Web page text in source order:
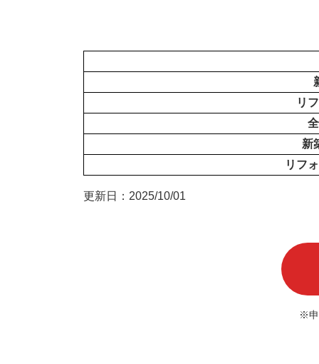
リ
新
リフ
更新日：2025/10/01
※申